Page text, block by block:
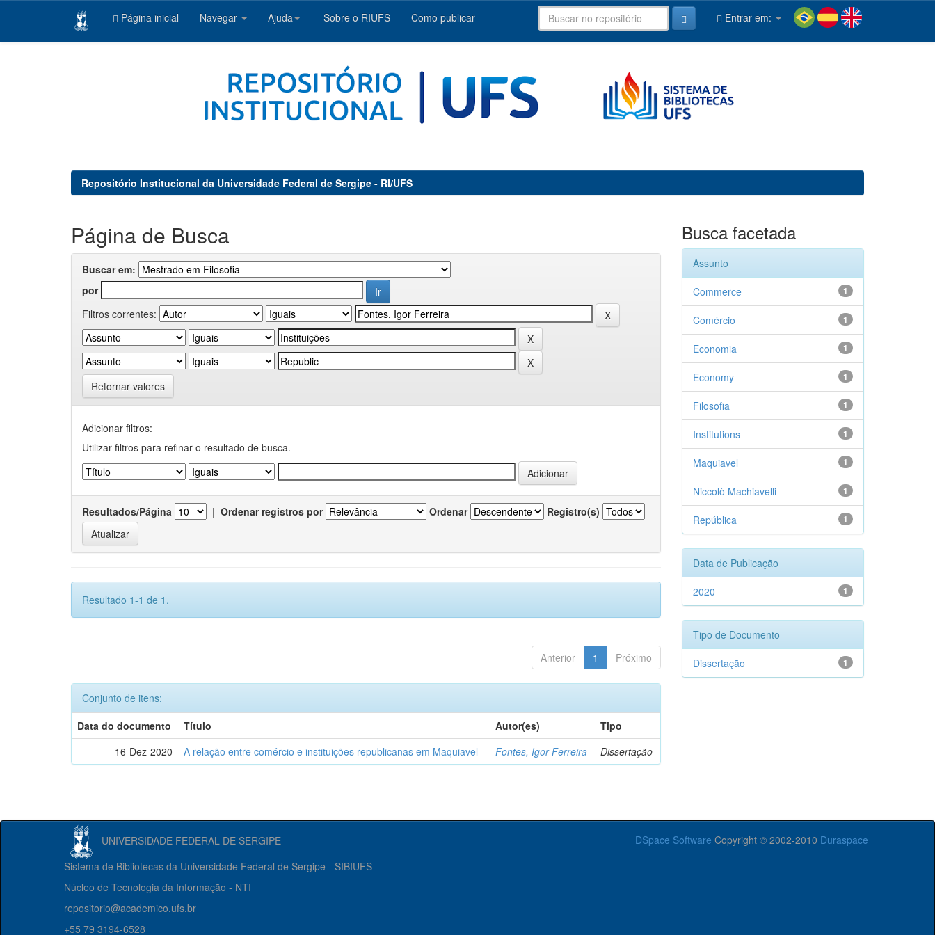
Página inicial Navegar Ajuda Sobre o RIUFS Como publicar Entrar em:
Repositório Institucional da Universidade Federal de Sergipe - RI/UFS
Página de Busca
Buscar em:
por
Filtros correntes:
Retornar valores
Adicionar filtros:
Utilizar filtros para refinar o resultado de busca.
Resultados/Página | Ordenar registros por Ordenar Registro(s)
Resultado 1-1 de 1.
Anterior 1 Próximo
Conjunto de itens:
Data do documento
Título Autor(es)
Tipo
16-Dez-2020
A relação entre comércio e instituições republicanas em Maquiavel Fontes, Igor Ferreira Dissertação
Busca facetada
Assunto
1
Commerce
1
Comércio
1
Economia
1
Economy
1
Filosofia
1
Institutions
1
Maquiavel
1
Niccolò Machiavelli
1
República
Data de Publicação
1
2020
Tipo de Documento
1
Dissertação
UNIVERSIDADE FEDERAL DE SERGIPE DSpace Software Copyright © 2002-2010 Duraspace
Sistema de Bibliotecas da Universidade Federal de Sergipe - SIBIUFS
Núcleo de Tecnologia da Informação - NTI
repositorio@academico.ufs.br
+55 79 3194-6528